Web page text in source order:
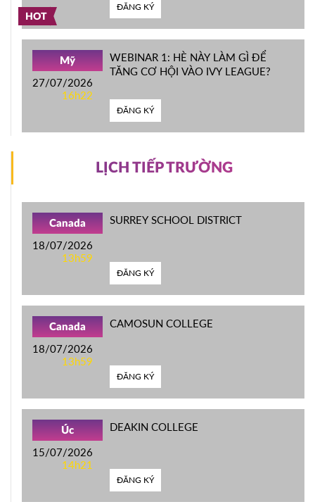
HOT
ĐĂNG KÝ
Mỹ
27/07/2026
16h22
WEBINAR 1: HÈ NÀY LÀM GÌ ĐỂ
TĂNG CƠ HỘI VÀO IVY LEAGUE?
ĐĂNG KÝ
LỊCH TIẾP TRƯỜNG
Canada
18/07/2026
13h59
SURREY SCHOOL DISTRICT
ĐĂNG KÝ
Canada
18/07/2026
13h59
CAMOSUN COLLEGE
ĐĂNG KÝ
Úc
15/07/2026
14h21
DEAKIN COLLEGE
ĐĂNG KÝ